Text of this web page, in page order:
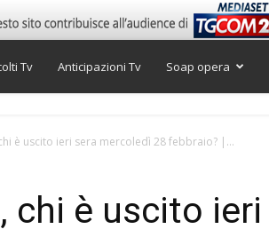
Tv Anticipazioni Tv Soap opera
è uscito ieri sera mercoledì 28 febbraio? |...
chi è uscito ieri